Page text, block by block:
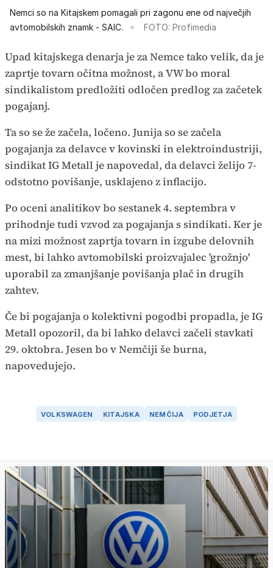
Nemci so na Kitajskem pomagali pri zagonu ene od največjih
avtomobilskih znamk - SAIC.
FOTO: Profimedia
Upad kitajskega denarja je za Nemce tako velik, da je
zaprtje tovarn očitna možnost, a VW bo moral
sindikalistom predložiti odločen predlog za začetek
pogajanj.
Ta so se že začela, ločeno. Junija so se začela
pogajanja za delavce v kovinski in elektroindustriji,
sindikat IG Metall je napovedal, da delavci želijo 7-
odstotno povišanje, usklajeno z inflacijo.
Po oceni analitikov bo sestanek 4. septembra v
prihodnje tudi vzvod za pogajanja s sindikati. Ker je
na mizi možnost zaprtja tovarn in izgube delovnih
mest, bi lahko avtomobilski proizvajalec 'grožnjo'
uporabil za zmanjšanje povišanja plač in drugih
zahtev.
Če bi pogajanja o kolektivni pogodbi propadla, je IG
Metall opozoril, da bi lahko delavci začeli stavkati
29. oktobra. Jesen bo v Nemčiji še burna,
napovedujejo.
VOLKSWAGEN KITAJSKA NEMČIJA PODJETJA